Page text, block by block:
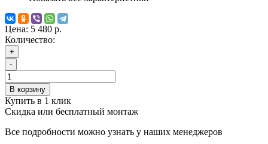
Цена: 5 480 р.
Количество:
+
-
В корзину
Купить в 1 клик
Скидка или бесплатный монтаж
Все подробности можно узнать у наших менеджеров